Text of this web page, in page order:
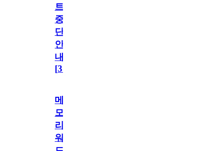
트
중
단
안
내
[31
메
모
리
워